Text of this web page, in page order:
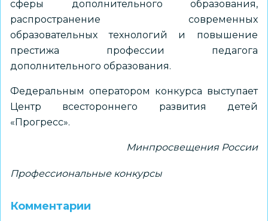
сферы дополнительного образования,
распространение современных
образовательных технологий и повышение
престижа профессии педагога
дополнительного образования.
Федеральным оператором конкурса выступает
Центр всестороннего развития детей
«Прогресс».
Минпросвещения России
Профессиональные конкурсы
Комментарии